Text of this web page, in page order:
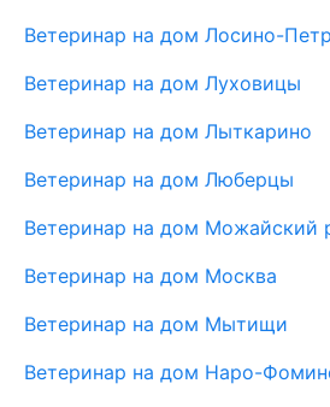
Ветеринар на дом Лосино-
Ветеринар на дом Луховицы
Ветеринар на дом Лыткарино
Ветеринар на дом Люберцы
Ветеринар на дом Можайский
Ветеринар на дом Москва
Ветеринар на дом Мытищи
Ветеринар на дом Наро-